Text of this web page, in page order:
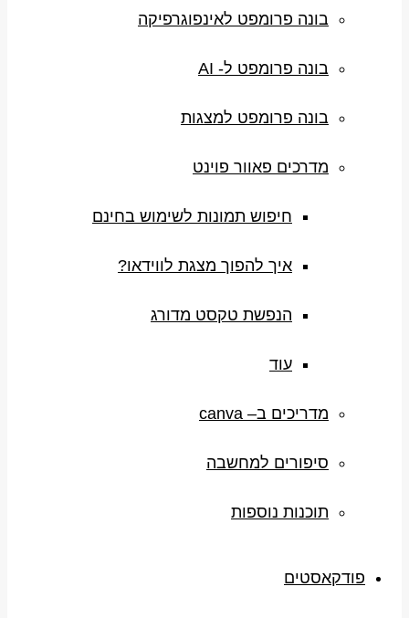
בונה פרומפט לאינפוגרפיקה
בונה פרומפט ל- AI
בונה פרומפט למצגות
מדרכים פאוור פוינט
חיפוש תמונות לשימוש בחינם
איך להפוך מצגת לווידאו?
הנפשת טקסט מדורג
עוד
מדריכים ב– canva
סיפורים למחשבה
תוכנות נוספות
פודקאסטים